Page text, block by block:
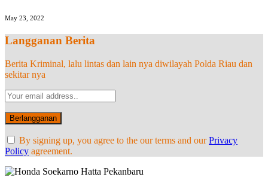
May 23, 2022
Langganan Berita
Berita Kriminal, lalu lintas dan lain nya diwilayah Polda Riau dan
sekitar nya
By signing up, you agree to the our terms and ourPrivacy
Policy agreement.